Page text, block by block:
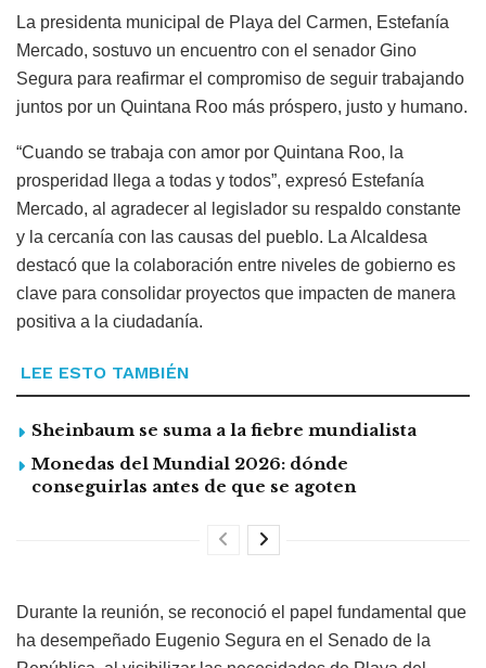
La presidenta municipal de Playa del Carmen, Estefanía
Mercado, sostuvo un encuentro con el senador Gino
Segura para reafirmar el compromiso de seguir trabajando
juntos por un Quintana Roo más próspero, justo y humano.
“Cuando se trabaja con amor por Quintana Roo, la
prosperidad llega a todas y todos”, expresó Estefanía
Mercado, al agradecer al legislador su respaldo constante
y la cercanía con las causas del pueblo. La Alcaldesa
destacó que la colaboración entre niveles de gobierno es
clave para consolidar proyectos que impacten de manera
positiva a la ciudadanía.
LEE ESTO TAMBIÉN
Sheinbaum se suma a la fiebre mundialista
Monedas del Mundial 2026: dónde
conseguirlas antes de que se agoten
Durante la reunión, se reconoció el papel fundamental que
ha desempeñado Eugenio Segura en el Senado de la